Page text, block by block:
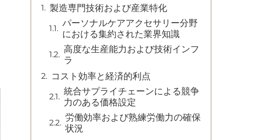
製造専門技術および産業特化
パーソナルケアアクセサリー分野
における集約された業界知識
高度な生産能力および技術インフ
ラ
コスト効率と経済的利点
統合サプライチェーンによる競争
力のある価格設定
労働効率および熟練労働力の確保
状況